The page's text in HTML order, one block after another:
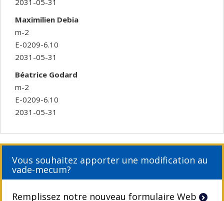
Maximilien Debia
m-2
E-0209-6.10
2031-05-31
Béatrice Godard
m-2
E-0209-6.10
2031-05-31
Vous souhaitez apporter une modification au
vade-mecum?
Remplissez notre nouveau formulaire Web